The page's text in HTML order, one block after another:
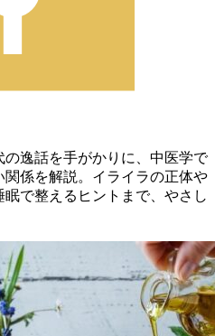
逸話を手がかりに、中医学で
係を解説。イライラの正体や
で整えるヒントまで、やさし